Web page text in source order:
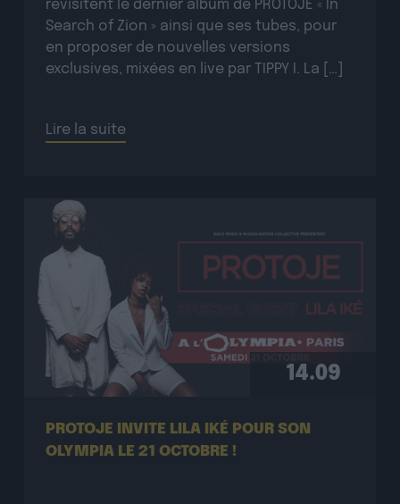
revisitent le dernier album de PROTOJE « In
Search of Zion » ainsi que ses tubes, pour
en proposer de nouvelles versions
exclusives, mixées en live par TIPPY I. La […]
Lire la suite
14.09
PROTOJE INVITE LILA IKÉ POUR SON
OLYMPIA LE 21 OCTOBRE !